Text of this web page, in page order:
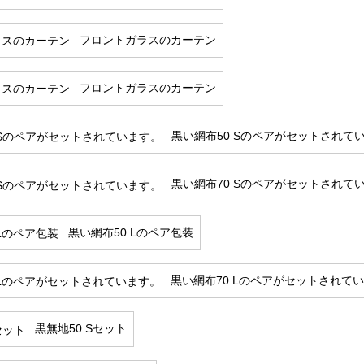
フロントガラスのカーテン
フロントガラスのカーテン
黒い網布50 Sのペアがセットされて
黒い網布70 Sのペアがセットされて
黒い網布50 Lのペア包装
黒い網布70 Lのペアがセットされて
黒無地50 Sセット